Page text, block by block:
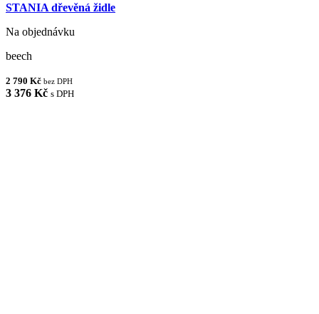
STANIA dřevěná židle
Na objednávku
beech
2 790 Kč bez DPH
3 376 Kč s DPH